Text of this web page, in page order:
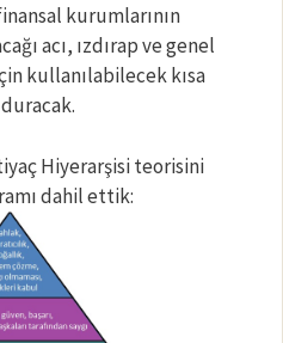
kurumlarının
acı, ızdırap ve genel
kullanılabilecek kısa
Hiyerarşisi teorisini
dahil ettik: